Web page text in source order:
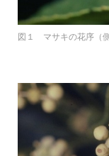
図１ マサキの花序（